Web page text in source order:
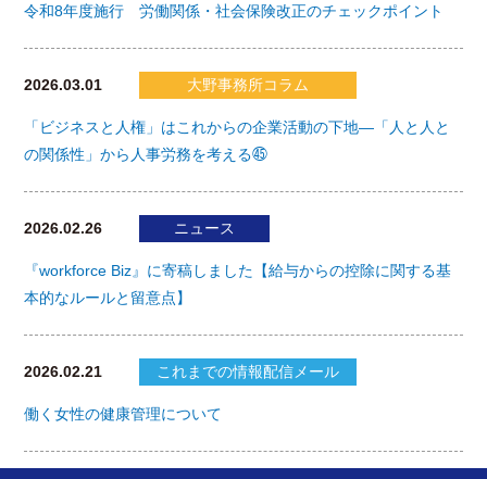
令和8年度施行 労働関係・社会保険改正のチェックポイント
2026.03.01 大野事務所コラム
「ビジネスと人権」はこれからの企業活動の下地―「人と人と
の関係性」から人事労務を考える㊺
2026.02.26 ニュース
『workforce Biz』に寄稿しました【給与からの控除に関する基
本的なルールと留意点】
2026.02.21 これまでの情報配信メール
働く女性の健康管理について